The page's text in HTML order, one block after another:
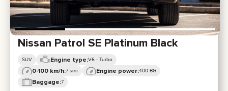
Nissan Patrol SE Platinum Black
SUV Engine type:V6 - Turbo
0-100 km/h:7 sec Engine power:400 BG
Baggage:7